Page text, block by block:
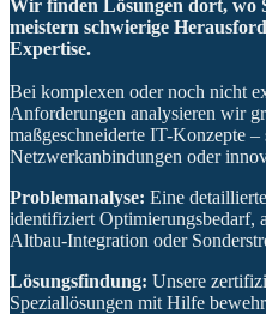
Wir finden Lösungen dort, wo
meistern schwierige
Expertise.
Bei komplexen oder noch nicht
Anforderungen analysieren wir
maßgeschneiderte IT-Konzepte
Netzwerkanbindungen oder
Problemanalyse: Eine
identifiziert Optimierungsbedarf,
Altbau-Integration oder
Lösungsfindung: Unsere
Speziallösungen mit Hilfe